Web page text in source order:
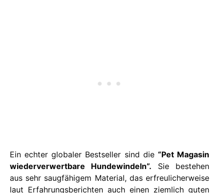
Ein echter globaler Bestseller sind die “Pet Magasin
wiederverwertbare Hundewindeln”. Sie bestehen
aus sehr saugfähigem Material, das erfreulicherweise
laut Erfahrungsberichten auch einen ziemlich guten